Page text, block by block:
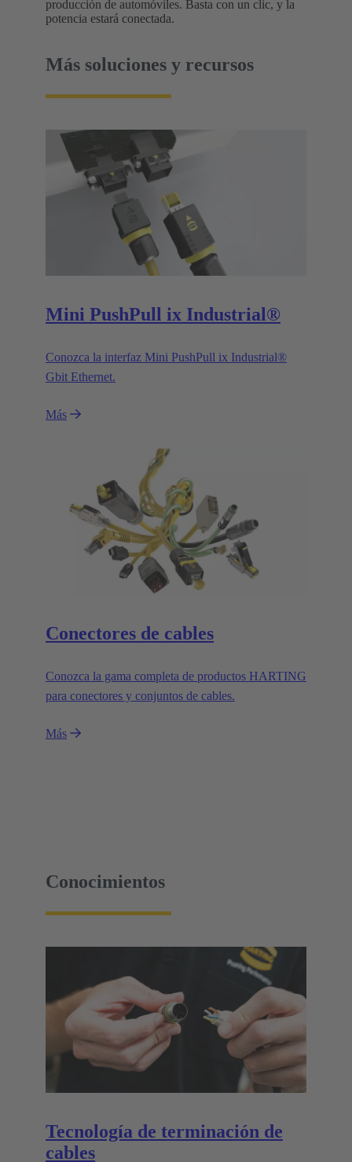
producción de automóviles. Basta con un clic, y la
potencia estará conectada.
Más soluciones y recursos
Mini PushPull ix Industrial®
Conozca la interfaz Mini PushPull ix Industrial®
Gbit Ethernet.
Más
Conectores de cables
Conozca la gama completa de productos HARTING
para conectores y conjuntos de cables.
Más
Conocimientos
Tecnología de terminación de
cables